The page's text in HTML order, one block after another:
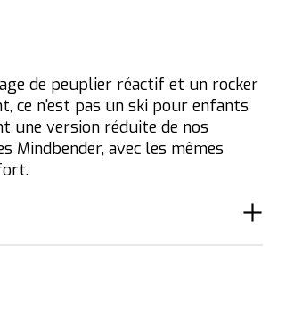
de peuplier réactif et un rocker
ce n'est pas un ski pour enfants
une version réduite de nos
Mindbender, avec les mêmes